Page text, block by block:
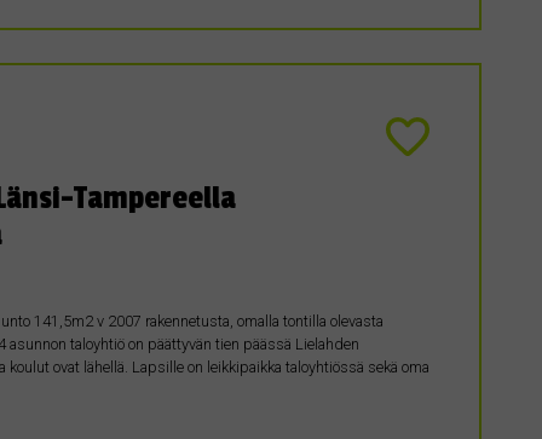
Tampereella
141,5m2 v 2007 rakennetusta, omalla tontilla olevasta
taloyhtiö on päättyvän tien päässä Lielahden
ovat lähellä. Lapsille on leikkipaikka taloyhtiössä sekä oma